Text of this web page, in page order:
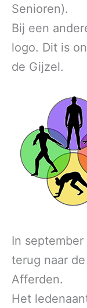
Senioren).
Bij een
logo. Dit is
de Gijzel.
In
terug naar
Afferden.
Het